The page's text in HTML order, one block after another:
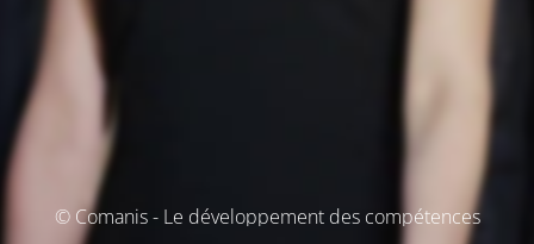
© Comanis - Le développement des compétences